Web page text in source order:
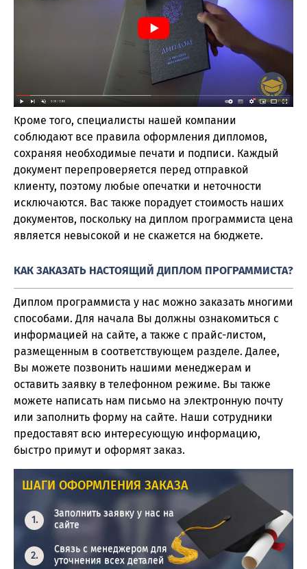
Кроме того, специалисты нашей компании
соблюдают все правила оформления дипломов,
сохраняя необходимые печати и подписи. Каждый
документ перепроверяется перед отправкой
клиенту, поэтому любые опечатки и неточности
исключаются. Вас также порадует стоимость наших
документов, поскольку на диплом программиста цена
является невысокой и не скажется на бюджете.
КАК ЗАКАЗАТЬ НАСТОЯЩИЙ ДИПЛОМ ПРОГРАММИСТА?
Диплом программиста у нас можно заказать многими
способами. Для начала Вы должны ознакомиться с
информацией на сайте, а также с прайс-листом,
размещенным в соответствующем разделе. Далее,
Вы можете позвонить нашими менеджерам и
оставить заявку в телефонном режиме. Вы также
можете написать нам письмо на электронную почту
или заполнить форму на сайте. Наши сотрудники
предоставят всю интересующую информацию,
быстро примут и оформят заказ.
ШАГИ ОФОРМЛЕНИЯ ЗАКАЗА
Заполнить заявку у нас на
сайте
Связь с менеджером для
уточнения всех деталей